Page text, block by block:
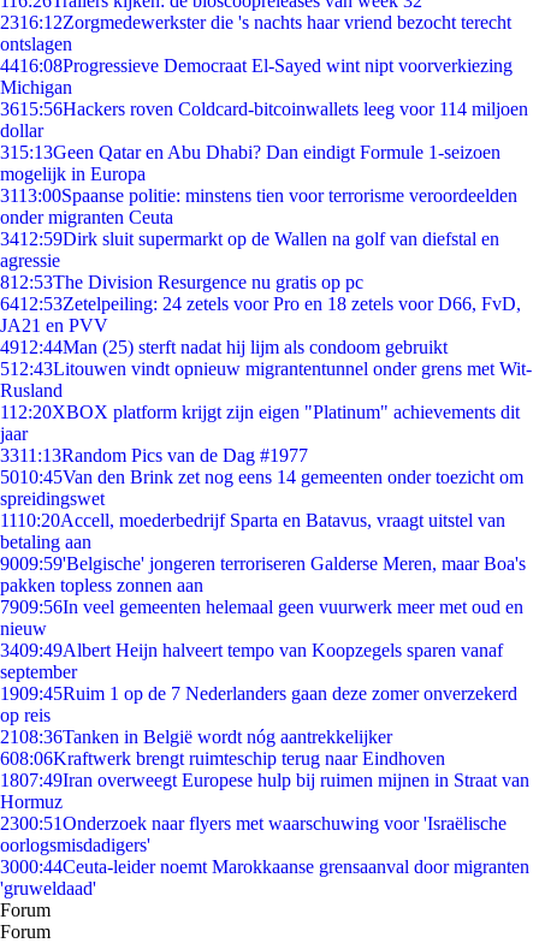
2316:12Zorgmedewerkster die 's nachts haar vriend bezocht terecht
ontslagen
4416:08Progressieve Democraat El-Sayed wint nipt voorverkiezing
Michigan
3615:56Hackers roven Coldcard-bitcoinwallets leeg voor 114 miljoen
dollar
315:13Geen Qatar en Abu Dhabi? Dan eindigt Formule 1-seizoen
mogelijk in Europa
3113:00Spaanse politie: minstens tien voor terrorisme veroordeelden
onder migranten Ceuta
3412:59Dirk sluit supermarkt op de Wallen na golf van diefstal en
agressie
812:53The Division Resurgence nu gratis op pc
6412:53Zetelpeiling: 24 zetels voor Pro en 18 zetels voor D66, FvD,
JA21 en PVV
4912:44Man (25) sterft nadat hij lijm als condoom gebruikt
512:43Litouwen vindt opnieuw migrantentunnel onder grens met Wit-
Rusland
112:20XBOX platform krijgt zijn eigen "Platinum" achievements dit
jaar
3311:13Random Pics van de Dag #1977
5010:45Van den Brink zet nog eens 14 gemeenten onder toezicht om
spreidingswet
1110:20Accell, moederbedrijf Sparta en Batavus, vraagt uitstel van
betaling aan
9009:59'Belgische' jongeren terroriseren Galderse Meren, maar Boa's
pakken topless zonnen aan
7909:56In veel gemeenten helemaal geen vuurwerk meer met oud en
nieuw
3409:49Albert Heijn halveert tempo van Koopzegels sparen vanaf
september
1909:45Ruim 1 op de 7 Nederlanders gaan deze zomer onverzekerd
op reis
2108:36Tanken in België wordt nóg aantrekkelijker
608:06Kraftwerk brengt ruimteschip terug naar Eindhoven
1807:49Iran overweegt Europese hulp bij ruimen mijnen in Straat van
Hormuz
2300:51Onderzoek naar flyers met waarschuwing voor 'Israëlische
oorlogsmisdadigers'
3000:44Ceuta-leider noemt Marokkaanse grensaanval door migranten
'gruweldaad'
Forum
Forum